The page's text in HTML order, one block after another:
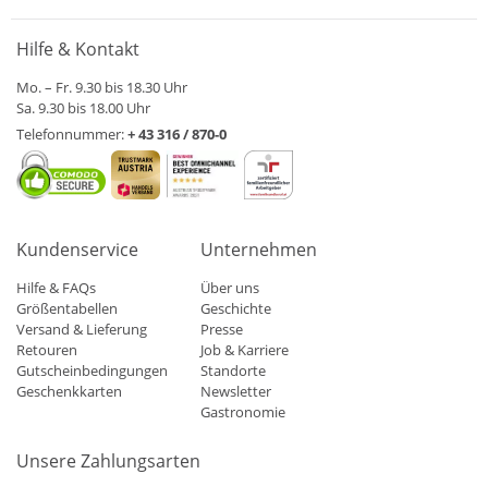
Hilfe & Kontakt
Mo. – Fr. 9.30 bis 18.30 Uhr
Sa. 9.30 bis 18.00 Uhr
Telefonnummer:+ 43 316 / 870-0
Kundenservice
Hilfe & FAQs
Größentabellen
Versand & Lieferung
Retouren
Gutscheinbedingungen
Geschenkkarten
Unternehmen
Über uns
Geschichte
Presse
Job & Karriere
Standorte
Newsletter
Gastronomie
Unsere Zahlungsarten